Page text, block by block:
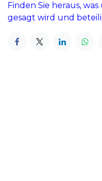
Finden Sie heraus,
gesagt wird und